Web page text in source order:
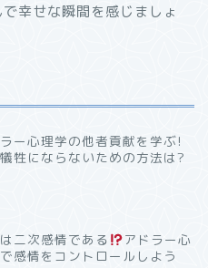
幸せな瞬間を感じましょ
ー心理学の他者貢献を学ぶ!
牲にならないための方法は?
二次感情である
アドラー心
感情をコントロールしよう